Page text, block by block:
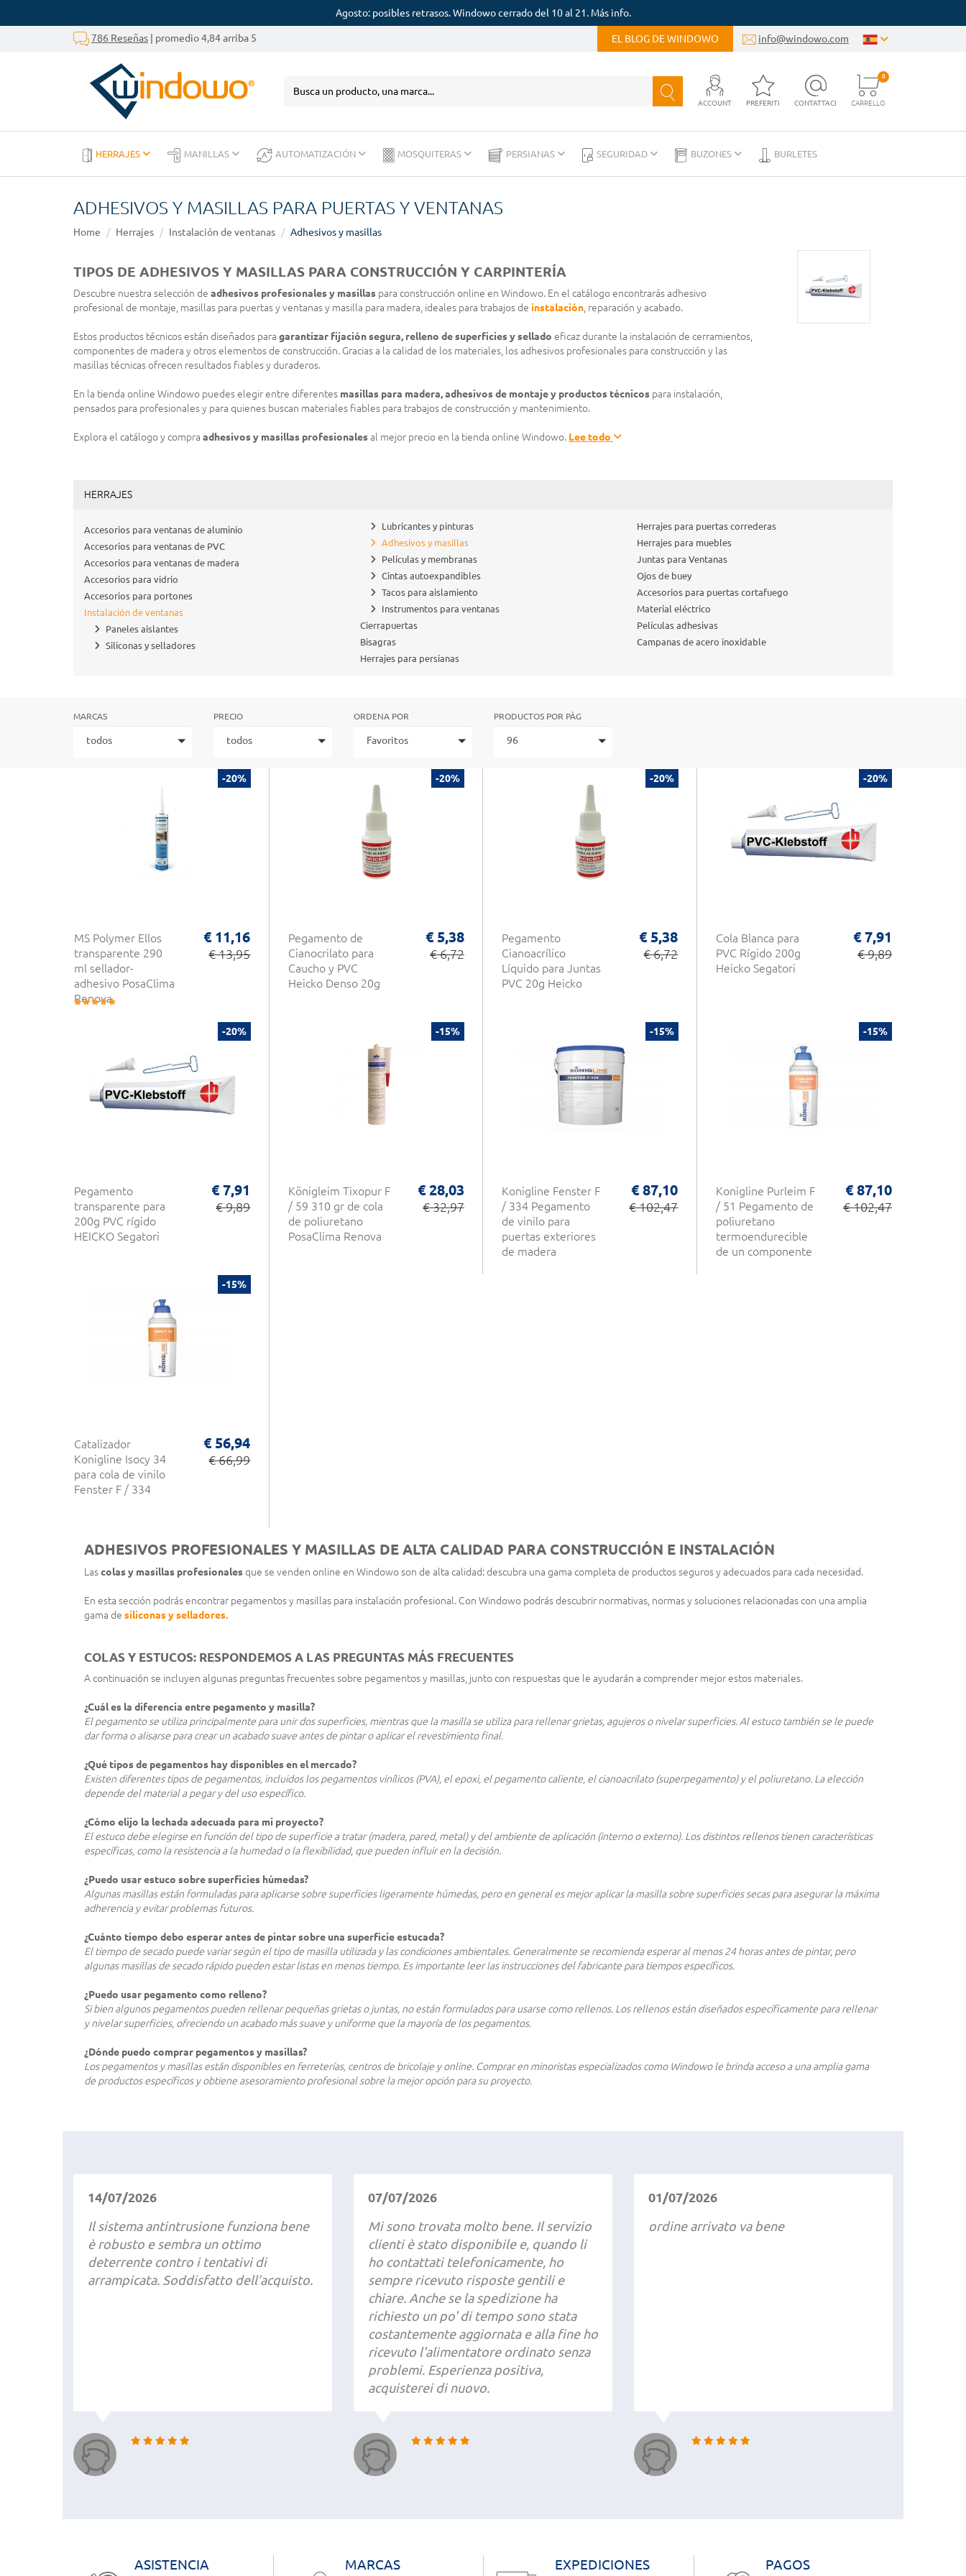
Agosto: posibles retrasos. Windowo cerrado del 10 al 21. Más info.
786 Reseñas | promedio 4,84 arriba 5 EL BLOG DE WINDOWO info@windowo.com
ACCOUNT PREFERITI CONTATTACI CARRELLO
0
HERRAJES MANILLAS AUTOMATIZACIÓN MOSQUITERAS PERSIANAS SEGURIDAD BUZONES BURLETES
ADHESIVOS Y MASILLAS PARA PUERTAS Y VENTANAS
Home Herrajes Instalación de ventanas Adhesivos y masillas
TIPOS DE ADHESIVOS Y MASILLAS PARA CONSTRUCCIÓN Y CARPINTERÍA
Descubre nuestra selección de adhesivos profesionales y masillas para construcción online en Windowo. En el catálogo encontrarás adhesivo
profesional de montaje, masillas para puertas y ventanas y masilla para madera, ideales para trabajos de instalación , reparación y acabado.
Estos productos técnicos están diseñados para garantizar fijación segura, relleno de superficies y sellado eficaz durante la instalación de cerramientos,
componentes de madera y otros elementos de construcción. Gracias a la calidad de los materiales, los adhesivos profesionales para construcción y las
masillas técnicas ofrecen resultados fiables y duraderos.
En la tienda online Windowo puedes elegir entre diferentes masillas para madera, adhesivos de montaje y productos técnicos para instalación,
pensados para profesionales y para quienes buscan materiales fiables para trabajos de construcción y mantenimiento.
Explora el catálogo y compra adhesivos y masillas profesionalesal mejor precio en la tienda online Windowo. Lee todo
HERRAJES
Accesorios para ventanas de aluminio
Accesorios para ventanas de PVC
Accesorios para ventanas de madera
Accesorios para vidrio
Accesorios para portones
Instalación de ventanas
Paneles aislantes
Siliconas y selladores
Lubricantes y pinturas
Adhesivos y masillas
Películas y membranas
Cintas autoexpandibles
Tacos para aislamiento
Instrumentos para ventanas
Cierrapuertas
Bisagras
Herrajes para persianas
Herrajes para puertas correderas
Herrajes para muebles
Juntas para Ventanas
Ojos de buey
Accesorios para puertas cortafuego
Material eléctrico
Películas adhesivas
Campanas de acero inoxidable
MARCAS
todos
PRECIO
todos
ORDENA POR
Favoritos
PRODUCTOS POR PÀG
96
-20%
MS Polymer Ellos
transparente 290
ml sellador-
adhesivo PosaClima
Renova
€ 11,16
€ 13,95
-20%
Pegamento de
Cianocrilato para
Caucho y PVC
Heicko Denso 20g
€ 5,38
€ 6,72
-20%
Pegamento
Cianoacrílico
Líquido para Juntas
PVC 20g Heicko
€ 5,38
€ 6,72
-20%
Cola Blanca para
PVC Rígido 200g
Heicko Segatori
€ 7,91
€ 9,89
-20%
Pegamento
transparente para
200g PVC rígido
HEICKO Segatori
€ 7,91
€ 9,89
-15%
Königleim Tixopur F
/ 59 310 gr de cola
de poliuretano
PosaClima Renova
€ 28,03
€ 32,97
-15%
Konigline Fenster F
/ 334 Pegamento
de vinilo para
puertas exteriores
de madera
€ 87,10
€ 102,47
-15%
Konigline Purleim F
/ 51 Pegamento de
poliuretano
termoendurecible
de un componente
€ 87,10
€ 102,47
-15%
Catalizador
Konigline Isocy 34
para cola de vinilo
Fenster F / 334
€ 56,94
€ 66,99
ADHESIVOS PROFESIONALES Y MASILLAS DE ALTA CALIDAD PARA CONSTRUCCIÓN E INSTALACIÓN
Lascolas y masillas profesionalesque se venden online en Windowo son de alta calidad: descubra una gama completa de productos seguros y adecuados para cada necesidad.
En esta sección podrás encontrar pegamentos y masillas para instalación profesional. Con Windowo podrás descubrir normativas, normas y soluciones relacionadas con una amplia
gama de siliconas y selladores.
COLAS Y ESTUCOS: RESPONDEMOS A LAS PREGUNTAS MÁS FRECUENTES
A continuación se incluyen algunas preguntas frecuentes sobre pegamentos y masillas, junto con respuestas que le ayudarán a comprender mejor estos materiales.
¿Cuál es la diferencia entre pegamento y masilla?
El pegamento se utiliza principalmente para unir dos superficies, mientras que la masilla se utiliza para rellenar grietas, agujeros o nivelar superficies. Al estuco también se le puede
dar forma o alisarse para crear un acabado suave antes de pintar o aplicar el revestimiento final.
¿Qué tipos de pegamentos hay disponibles en el mercado?
Existen diferentes tipos de pegamentos, incluidos los pegamentos vinílicos (PVA), el epoxi, el pegamento caliente, el cianoacrilato (superpegamento) y el poliuretano. La elección
depende del material a pegar y del uso específico.
¿Cómo elijo la lechada adecuada para mi proyecto?
El estuco debe elegirse en función del tipo de superficie a tratar (madera, pared, metal) y del ambiente de aplicación (interno o externo). Los distintos rellenos tienen características
específicas, como la resistencia a la humedad o la flexibilidad, que pueden influir en la decisión.
¿Puedo usar estuco sobre superficies húmedas?
Algunas masillas están formuladas para aplicarse sobre superficies ligeramente húmedas, pero en general es mejor aplicar la masilla sobre superficies secas para asegurar la máxima
adherencia y evitar problemas futuros.
¿Cuánto tiempo debo esperar antes de pintar sobre una superficie estucada?
El tiempo de secado puede variar según el tipo de masilla utilizada y las condiciones ambientales. Generalmente se recomienda esperar al menos 24 horas antes de pintar, pero
algunas masillas de secado rápido pueden estar listas en menos tiempo. Es importante leer las instrucciones del fabricante para tiempos específicos.
¿Puedo usar pegamento como relleno?
Si bien algunos pegamentos pueden rellenar pequeñas grietas o juntas, no están formulados para usarse como rellenos. Los rellenos están diseñados específicamente para rellenar
y nivelar superficies, ofreciendo un acabado más suave y uniforme que la mayoría de los pegamentos.
¿Dónde puedo comprar pegamentos y masillas?
Los pegamentos y masillas están disponibles en ferreterías, centros de bricolaje y online. Comprar en minoristas especializados como Windowo le brinda acceso a una amplia gama
de productos específicos y obtiene asesoramiento profesional sobre la mejor opción para su proyecto.
14/07/2026
Il sistema antintrusione funziona bene
è robusto e sembra un ottimo
deterrente contro i tentativi di
arrampicata. Soddisfatto dell’acquisto.
07/07/2026
Mi sono trovata molto bene. Il servizio
clienti è stato disponibile e, quando li
ho contattati telefonicamente, ho
sempre ricevuto risposte gentili e
chiare. Anche se la spedizione ha
richiesto un po' di tempo sono stata
costantemente aggiornata e alla fine ho
ricevuto l'alimentatore ordinato senza
problemi. Esperienza positiva,
acquisterei di nuovo.
01/07/2026
ordine arrivato va bene
ASISTENCIA MARCAS EXPEDICIONES PAGOS